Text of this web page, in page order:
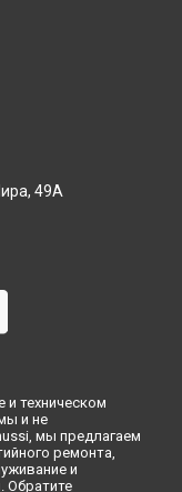
в
в
в
в
в
в
в
в
49А
и техническом
и не
мы предлагаем
ремонта,
и
Обратите